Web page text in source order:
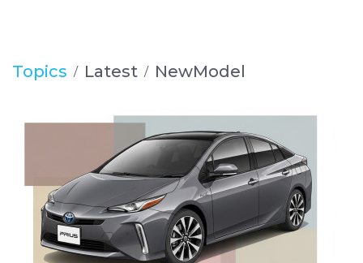
Topics Latest NewModel